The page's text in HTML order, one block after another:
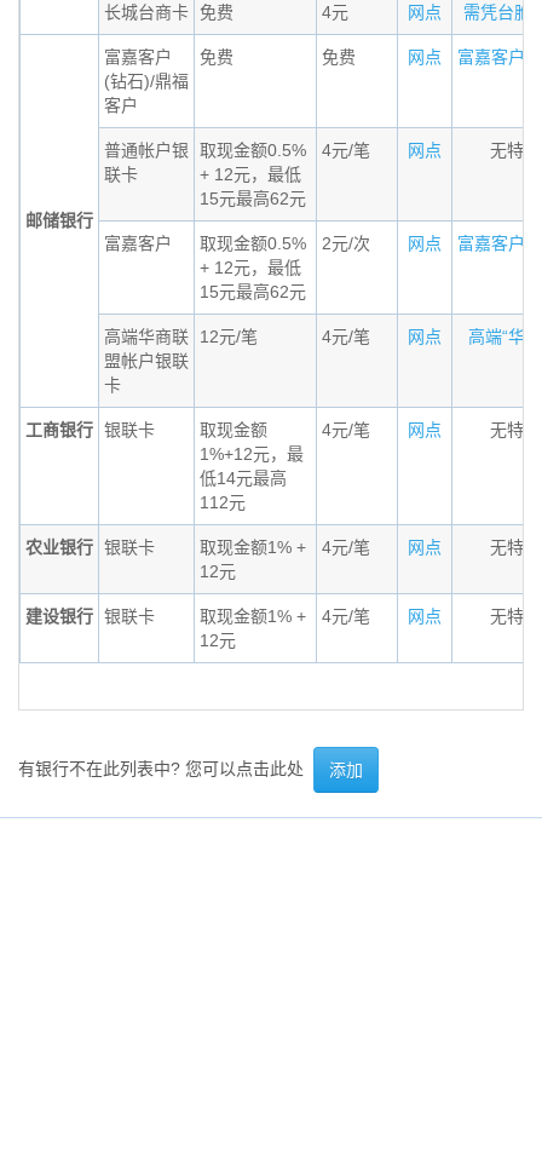
长城台商卡 免费 4元 网点 需凭台胞
邮储银行
富嘉客户
(钻石)/鼎福
客户
免费 免费 网点 富嘉客户
普通帐户银
联卡
取现金额0.5%
+ 12元，最低
15元最高62元
4元/笔 网点 无特
富嘉客户
取现金额0.5%
+ 12元，最低
15元最高62元
2元/次 网点 富嘉客户
高端华商联
盟帐户银联
卡
12元/笔 4元/笔 网点 高端“华
工商银行 银联卡
取现金额
1%+12元，最
低14元最高
112元
4元/笔 网点 无特
农业银行 银联卡
取现金额1% +
12元
4元/笔 网点 无特
建设银行 银联卡
取现金额1% +
12元
4元/笔 网点 无特
有银行不在此列表中? 您可以点击此处 添加